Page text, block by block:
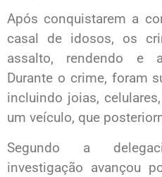
Após conquistarem a
casal de idosos, os
assalto, rendendo e
Durante o crime, foram
incluindo joias,
um veículo, que
Segundo a
investigação avançou